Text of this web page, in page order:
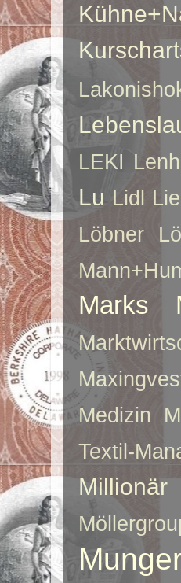
LEKI
Lu Lidl
Löbner
Marks
Medizin
Textil-
Millionär